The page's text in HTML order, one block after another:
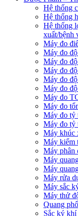
Hệ thống
Hệ thống
Hệ thống
xuất/bệnh
Máy đo
Máy đo
Máy đo
Máy đo
Máy đo
Máy đo độ
Máy đo
Máy đo
Máy đo tỷ
Máy đo tỷ
Máy khúc
Máy kiểm
Máy phân
Máy
Máy
Máy rửa
Máy sắc
Máy thử
Quang
Sắc ký